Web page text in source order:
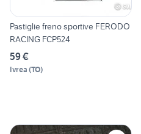
Pastiglie freno sportive FERODO
RACING FCP524
59 €
Ivrea (TO)